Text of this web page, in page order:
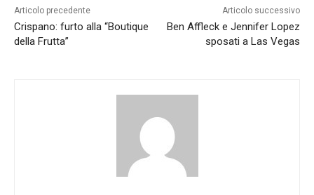
Articolo precedente
Crispano: furto alla “Boutique
della Frutta”
Articolo successivo
Ben Affleck e Jennifer Lopez
sposati a Las Vegas